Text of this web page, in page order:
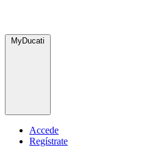
MyDucati
Accede
Regístrate